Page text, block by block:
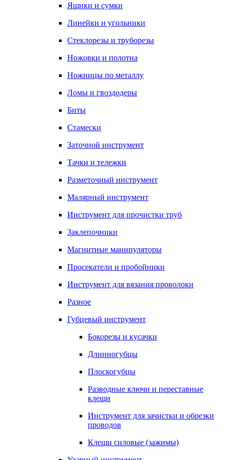
Ящики и сумки
Линейки и угольники
Стеклорезы и труборезы
Ножовки и полотна
Ножницы по металлу
Ломы и гвоздодеры
Биты
Стамески
Заточной инструмент
Тачки и тележки
Разметочный инструмент
Малярный инструмент
Инструмент для прочистки труб
Заклепочники
Магнитные манипуляторы
Просекатели и пробойники
Инструмент для вязания проволоки
Разное
Губцевый инструмент
Бокорезы и кусачки
Длинногубцы
Плоскогубцы
Разводные ключи и переставные
клещи
Инструмент для зачистки и обрезки
проводов
Клещи силовые (зажимы)